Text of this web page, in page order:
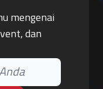
mengenai
dan